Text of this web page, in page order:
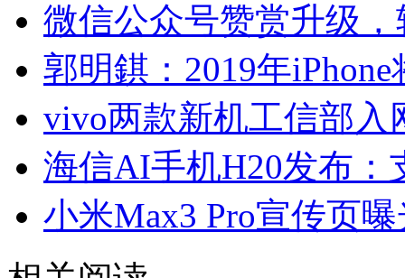
微信公众号赞赏升级
郭明錤：2019年
vivo两款新机工信部入
海信AI手机H20发布：
小米Max3 Pro宣传页